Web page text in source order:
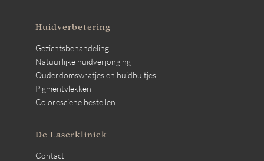
Huidverbetering
Gezichtsbehandeling
Natuurlijke huidverjonging
Ouderdomswratjes en huidbultjes
Pigmentvlekken
Coloresciene bestellen
De Laserkliniek
Contact